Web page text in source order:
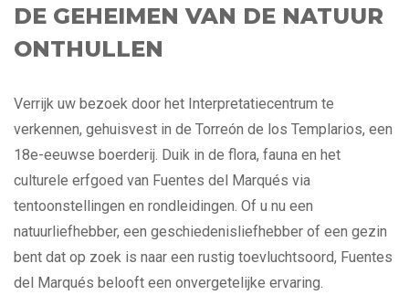
DE GEHEIMEN VAN DE NATUUR
ONTHULLEN
Verrijk uw bezoek door het Interpretatiecentrum te
verkennen, gehuisvest in de Torreón de los Templarios, een
18e-eeuwse boerderij. Duik in de flora, fauna en het
culturele erfgoed van Fuentes del Marqués via
tentoonstellingen en rondleidingen. Of u nu een
natuurliefhebber, een geschiedenisliefhebber of een gezin
bent dat op zoek is naar een rustig toevluchtsoord, Fuentes
del Marqués belooft een onvergetelijke ervaring.